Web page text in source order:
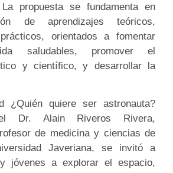
La propuesta se fundamenta en
de aprendizajes teóricos,
orientados a fomentar
saludables, promover el
y científico, y desarrollar la
¿Quién quiere ser astronauta?
Dr. Alain Riveros Rivera,
de medicina y ciencias de
Javeriana, se invitó a
jóvenes a explorar el espacio,